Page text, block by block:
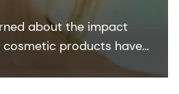
about the impact
products have
the condition of their